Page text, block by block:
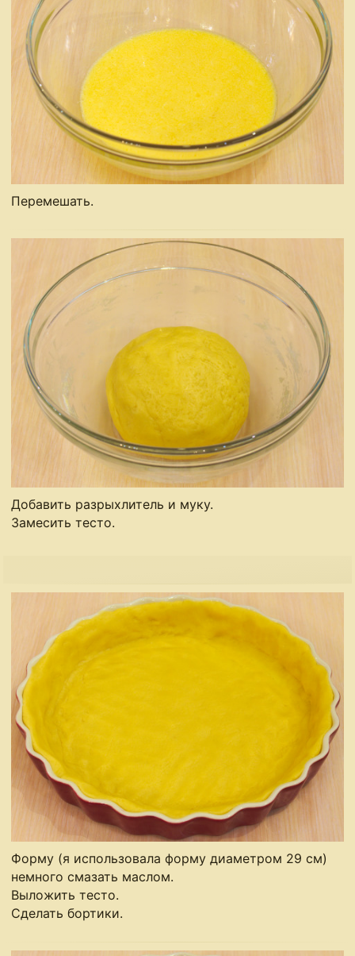
Перемешать.
Добавить разрыхлитель и муку.
Замесить тесто.
Форму (я использовала форму диаметром 29 см)
немного смазать маслом.
Выложить тесто.
Сделать бортики.